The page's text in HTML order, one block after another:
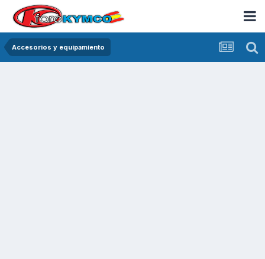
Accesorios y equipamiento